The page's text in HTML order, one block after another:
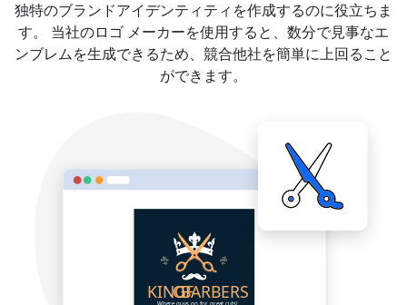
独特のブランドアイデンティティを作成するのに役立ちま
す。 当社のロゴ メーカーを使用すると、数分で見事なエ
ンブレムを生成できるため、競合他社を簡単に上回ること
ができます。